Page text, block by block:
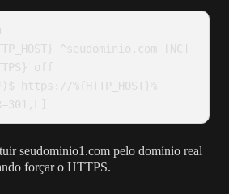
^seudominio.com [NC]
off
https://%{HTTP_HOST}%
seudominio1.com pelo domínio real
forçar o HTTPS.